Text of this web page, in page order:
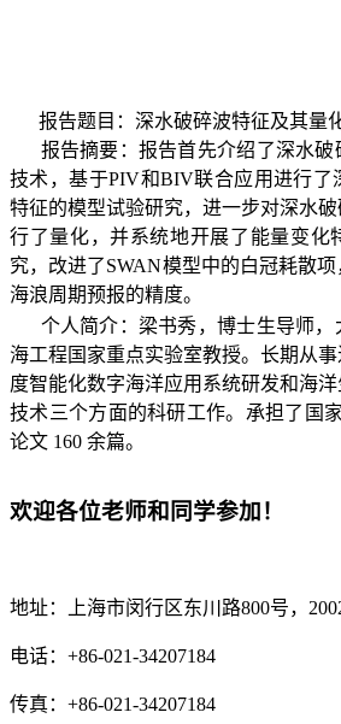
报告题目：深水破碎波特征及其量
报告摘要：报告首先介绍了深水破
技术，基于PIV和BIV联合应用进行了
特征的模型试验研究，进一步对深水
行了量化，并系统地开展了能量变化
究，改进了SWAN模型中的白冠耗散
海浪周期预报的精度。
个人简介：梁书秀，博士生导师，
海工程国家重点实验室教授。长期从
度智能化数字海洋应用系统研发和海
技术三个方面的科研工作。承担了国
论文 160 余篇。
欢迎各位老师和同学参加！
地址：上海市闵行区东川路800号，
电话：+86-021-34207184
传真：+86-021-34207184